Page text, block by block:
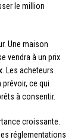
le million
Une maison
vendra à un prix
Les acheteurs
ce qui
à consentir.
croissante.
réglementations